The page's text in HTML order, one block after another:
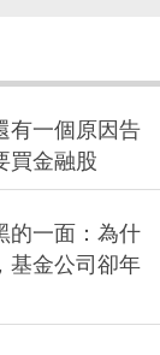
有一個原因告
買金融股
的一面：為什
基金公司卻年